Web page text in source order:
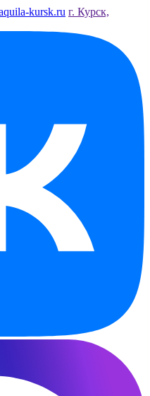
kursk.ru г. Курск,